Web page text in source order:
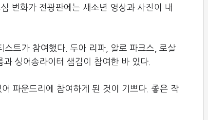
번화가 전광판에는 새소년 영상과 사진이 내
트가 참여했다. 두아 리파, 알로 파크스, 로살
싱어송라이터 샘김이 참여한 바 있다.
파운드리에 참여하게 된 것이 기쁘다. 좋은 작